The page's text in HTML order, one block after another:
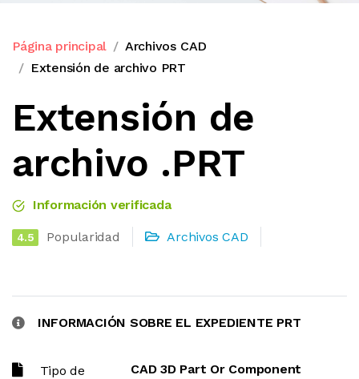
Página principal
Archivos CAD
Extensión de archivo PRT
Extensión de
archivo .PRT
Información verificada
4.5 Popularidad Archivos CAD
INFORMACIÓN SOBRE EL EXPEDIENTE PRT
Tipo de
CAD 3D Part Or Component